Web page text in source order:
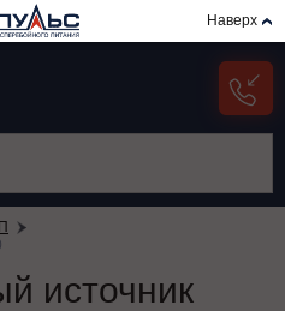
Наверх
источник